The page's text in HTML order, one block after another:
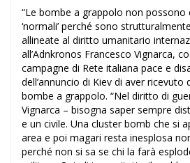
“Le bombe a grappolo non possono
‘normali’ perché sono
allineate al diritto umanitario
all’Adnkronos Francesco Vignarca,
campagne di Rete italiana pace e
dell’annuncio di Kiev di aver ricevuto
bombe a grappolo. “Nel diritto di
Vignarca – bisogna saper sempre
e un civile. Una cluster bomb che si
area e poi magari resta inesplosa
perché non si sa se chi la farà